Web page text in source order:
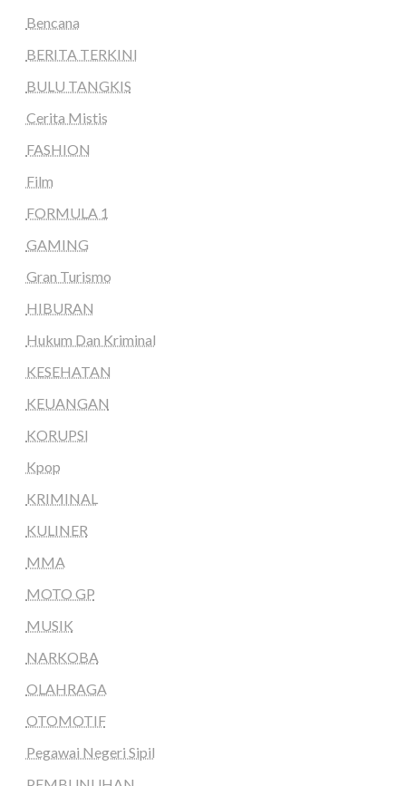
Bencana
BERITA TERKINI
BULU TANGKIS
Cerita Mistis
FASHION
Film
FORMULA 1
GAMING
Gran Turismo
HIBURAN
Hukum Dan Kriminal
KESEHATAN
KEUANGAN
KORUPSI
Kpop
KRIMINAL
KULINER
MMA
MOTO GP
MUSIK
NARKOBA
OLAHRAGA
OTOMOTIF
Pegawai Negeri Sipil